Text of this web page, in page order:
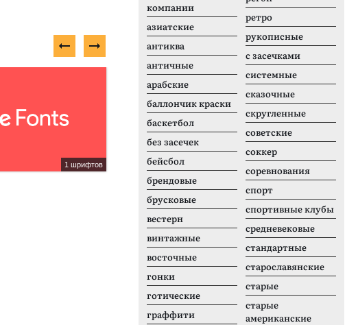
1 шрифтов
Платный шрифт
Happy First Day
компании
азиатские
антиква
античные
арабские
баллончик краски
баскетбол
без засечек
бейсбол
брендовые
брусковые
вестерн
винтажные
восточные
гонки
готические
граффити
ретро
рукописные
с засечками
системные
сказочные
скругленные
советские
соккер
соревнования
спорт
спортивные клубы
средневековые
стандартные
старославянские
старые
старые
американские